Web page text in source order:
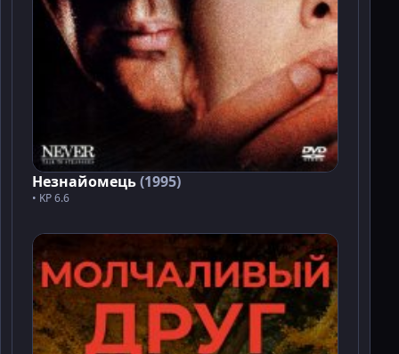
Незнайомець(1995)
• KP 6.6